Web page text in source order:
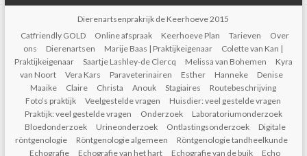
Dierenartsenprakrijk de Keerhoeve 2015
Catfriendly GOLD
Online afspraak Keerhoeve Plan Tarieven
Over
ons
Dierenartsen Marije Baas | Praktijkeigenaar
Colette van Kan |
Praktijkeigenaar
Saartje Lashley-de Clercq Melissa van Bohemen
Kyra
van Noort
Vera Kars Paraveterinairen Esther Hanneke
Denise
Maaike
Claire Christa Anouk Stagiaires
Routebeschrijving
Foto’s praktijk
Veelgestelde vragen
Huisdier: veel gestelde vragen
Praktijk: veel gestelde vragen
Onderzoek
Laboratoriumonderzoek
Bloedonderzoek
Urineonderzoek Ontlastingsonderzoek
Digitale
röntgenologie
Röntgenologie algemeen
Röntgenologie tandheelkunde
Echografie
Echografie van het hart Echografie van de buik Echo